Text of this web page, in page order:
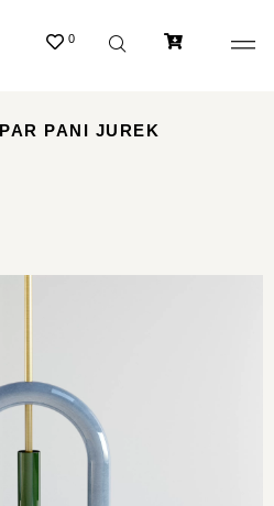
0
PANI JUREK